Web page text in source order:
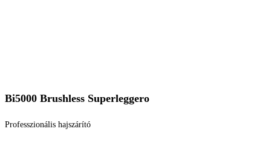
Bi5000 Brushless Superleggero
Professzionális hajszárító